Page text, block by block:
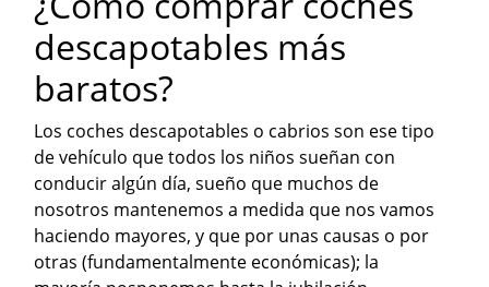
descapotables más
baratos?
Los coches descapotables o cabrios son ese tipo
de vehículo que todos los niños sueñan con
conducir algún día, sueño que muchos de
nosotros mantenemos a medida que nos vamos
haciendo mayores, y que por unas causas o por
otras (fundamentalmente económicas); la